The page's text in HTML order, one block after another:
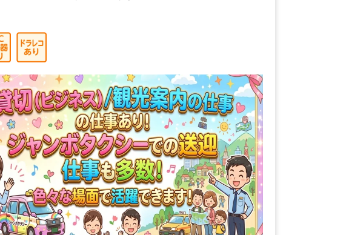
い気持ちがあれば、あなたを全力サポート！四国